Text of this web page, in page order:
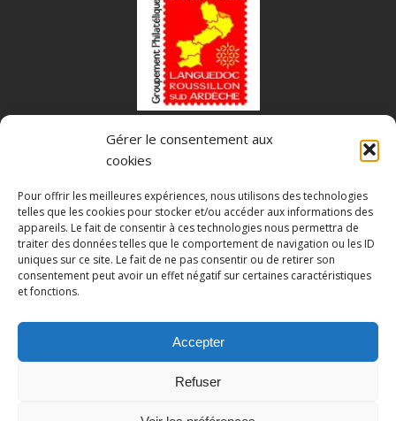
Gérer le consentement aux
cookies
Pour offrir les meilleures expériences, nous utilisons des technologies
telles que les cookies pour stocker et/ou accéder aux informations des
appareils. Le fait de consentir à ces technologies nous permettra de
traiter des données telles que le comportement de navigation ou les ID
uniques sur ce site. Le fait de ne pas consentir ou de retirer son
consentement peut avoir un effet négatif sur certaines caractéristiques
et fonctions.
Accepter
Refuser
Fédération Française des Associations Philatéliques
Politique de confidentialité